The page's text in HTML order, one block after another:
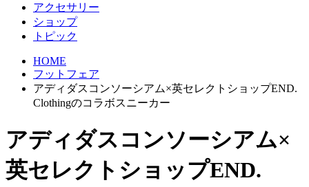
アクセサリー
ショップ
トピック
HOME
フットフェア
アディダスコンソーシアム×英セレクトショップEND.
Clothingのコラボスニーカー
アディダスコンソーシアム×
英セレクトショップEND.